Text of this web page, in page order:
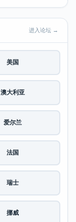
进入论坛 →
美国
澳大利亚
爱尔兰
法国
瑞士
挪威